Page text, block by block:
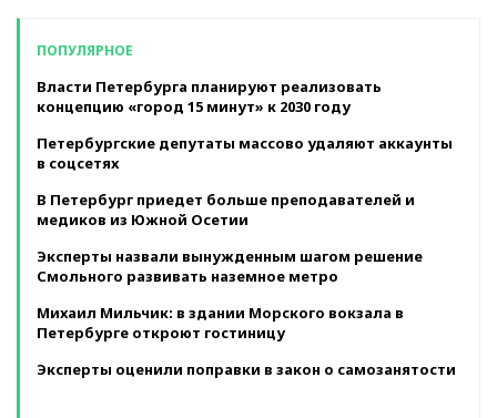
ПОПУЛЯРНОЕ
Власти Петербурга планируют реализовать
концепцию «город 15 минут» к 2030 году
Петербургские депутаты массово удаляют аккаунты
в соцсетях
В Петербург приедет больше преподавателей и
медиков из Южной Осетии
Эксперты назвали вынужденным шагом решение
Смольного развивать наземное метро
Михаил Мильчик: в здании Морского вокзала в
Петербурге откроют гостиницу
Эксперты оценили поправки в закон о самозанятости